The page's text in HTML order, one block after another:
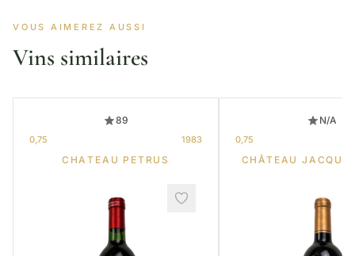
VOUS AIMEREZ AUSSI
Vins similaires
89
0,75 1983
CHATEAU PETRUS
N/A
0,75
CHÂTEAU